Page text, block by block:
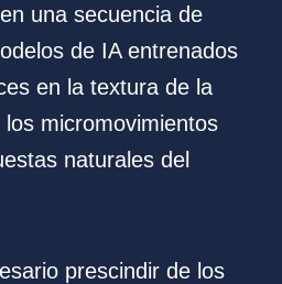
una secuencia de
de IA entrenados
en la textura de la
micromovimientos
naturales del
prescindir de los